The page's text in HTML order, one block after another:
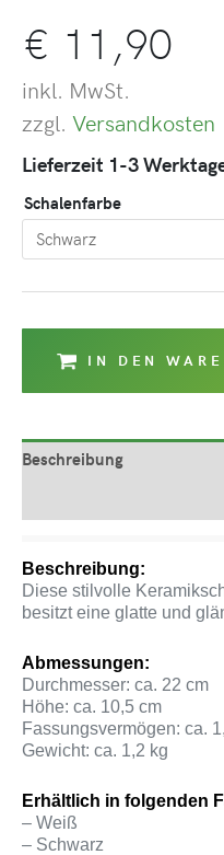
€ 11,90
inkl. MwSt.
zzgl. Versandkosten
Lieferzeit 1-3
Schalenfarbe
IN DEN
Beschreibung
Beschreibung:
Diese stilvolle
besitzt eine glatte und
Abmessungen:
Durchmesser: ca. 22 cm
Höhe: ca. 10,5 cm
Fassungsvermögen: ca.
Gewicht: ca. 1,2 kg
Erhältlich in folgenden
– Weiß
– Schwarz